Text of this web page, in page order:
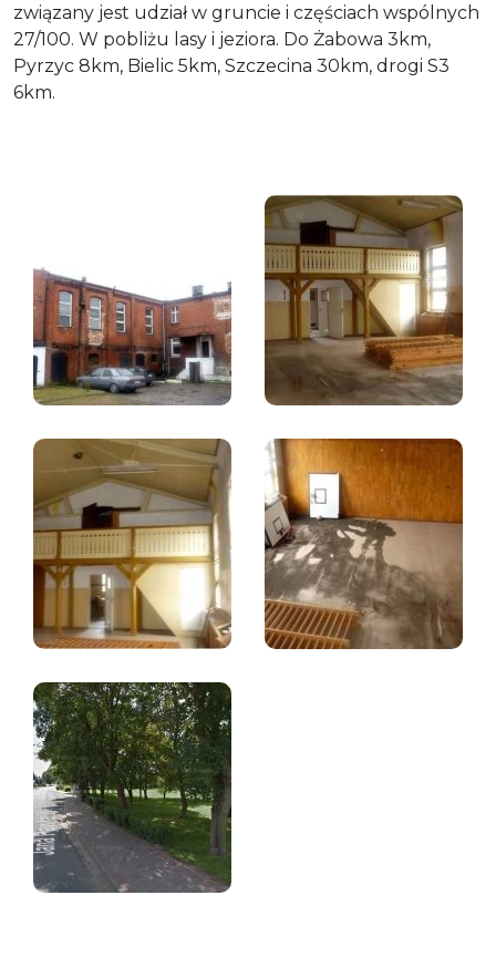
związany jest udział w gruncie i częściach wspólnych
27/100. W pobliżu lasy i jeziora. Do Żabowa 3km,
Pyrzyc 8km, Bielic 5km, Szczecina 30km, drogi S3
6km.